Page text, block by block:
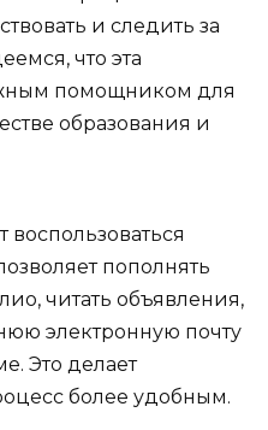
и следить за
что эта
помощником для
образования и
воспользоваться
пополнять
читать объявления,
электронную почту
Это делает
более удобным.